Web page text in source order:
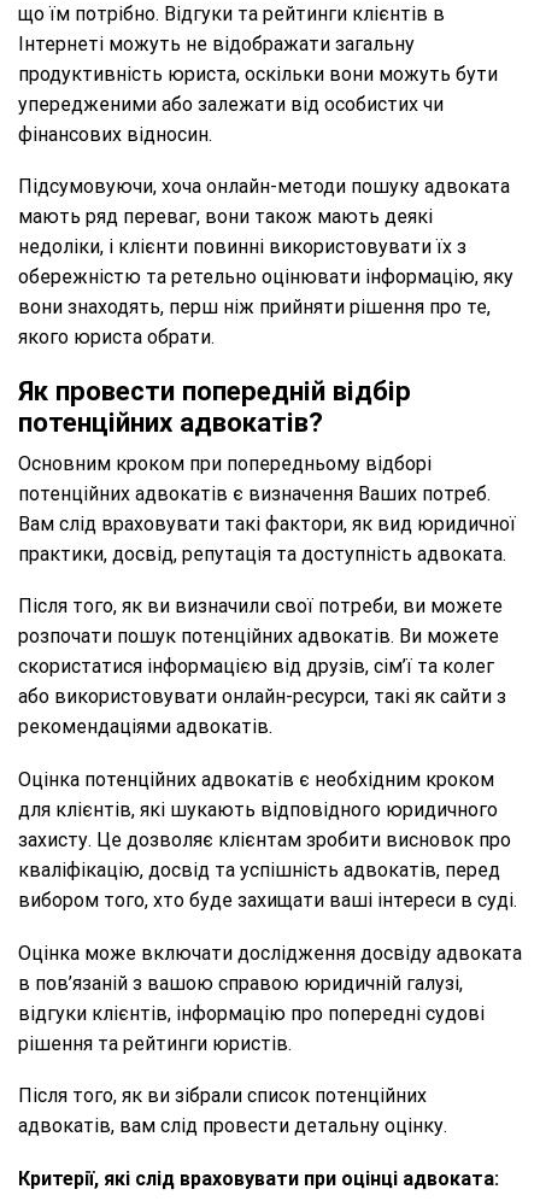
що їм потрібно. Відгуки та рейтинги клієнтів в
Інтернеті можуть не відображати загальну
продуктивність юриста, оскільки вони можуть бути
упередженими або залежати від особистих чи
фінансових відносин.
Підсумовуючи, хоча онлайн-методи пошуку адвоката
мають ряд переваг, вони також мають деякі
недоліки, і клієнти повинні використовувати їх з
обережністю та ретельно оцінювати інформацію, яку
вони знаходять, перш ніж прийняти рішення про те,
якого юриста обрати.
Як провести попередній відбір
потенційних адвокатів?
Основним кроком при попередньому відборі
потенційних адвокатів є визначення Ваших потреб.
Вам слід враховувати такі фактори, як вид юридичної
практики, досвід, репутація та доступність адвоката.
Після того, як ви визначили свої потреби, ви можете
розпочати пошук потенційних адвокатів. Ви можете
скористатися інформацією від друзів, сім’ї та колег
або використовувати онлайн-ресурси, такі як сайти з
рекомендаціями адвокатів.
Оцінка потенційних адвокатів є необхідним кроком
для клієнтів, які шукають відповідного юридичного
захисту. Це дозволяє клієнтам зробити висновок про
кваліфікацію, досвід та успішність адвокатів, перед
вибором того, хто буде захищати ваші інтереси в суді.
Оцінка може включати дослідження досвіду адвоката
в пов’язаній з вашою справою юридичній галузі,
відгуки клієнтів, інформацію про попередні судові
рішення та рейтинги юристів.
Після того, як ви зібрали список потенційних
адвокатів, вам слід провести детальну оцінку.
Критерії, які слід враховувати при оцінці адвоката: